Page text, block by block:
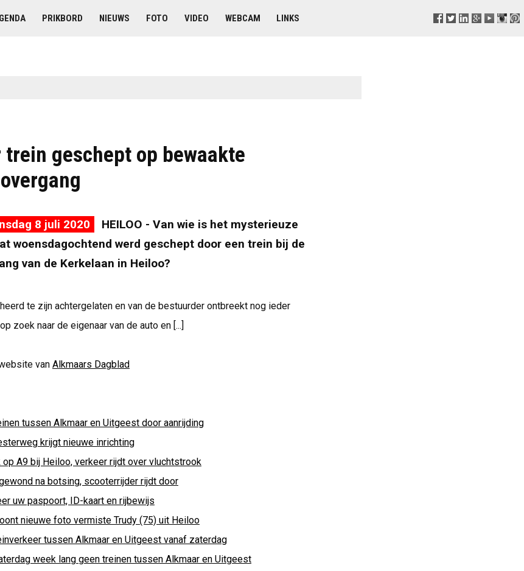
PRIKBORD NIEUWS FOTO VIDEO WEBCAM LINKS
trein geschept op bewaakte
8 juli 2020
HEILOO - Van wie is het mysterieuze
woensdagochtend werd geschept door een trein bij de
van de Kerkelaan in Heiloo?
te zijn achtergelaten en van de bestuurder ontbreekt nog ieder
zoek naar de eigenaar van de auto en [...]
van Alkmaars Dagblad
tussen Alkmaar en Uitgeest door aanrijding
krijgt nieuwe inrichting
op A9 bij Heiloo, verkeer rijdt over vluchtstrook
na botsing, scooterrijder rijdt door
uw paspoort, ID-kaart en rijbewijs
nieuwe foto vermiste Trudy (75) uit Heiloo
tussen Alkmaar en Uitgeest vanaf zaterdag
week lang geen treinen tussen Alkmaar en Uitgeest